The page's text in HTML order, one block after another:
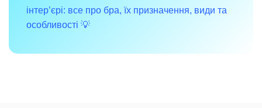
інтер’єрі: все про бра, їх призначення, види та
особливості 💡